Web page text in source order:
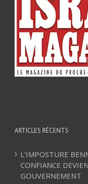
ARTICLES RÉCENTS
L’IMPOSTURE
CONFIANCE
GOUVERNEMENT